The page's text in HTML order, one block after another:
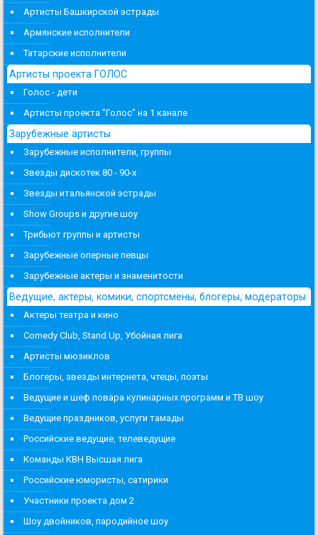
Артисты Башкирской эстрады
Армянские исполнители
Татарские исполнители
Артисты проекта ГОЛОС
Голос - дети
Артисты проекта "Голос" на 1 канале
Зарубежные артисты
Зарубежные исполнители, группы
Звезды дискотек 80 - 90-х
Звезды итальянской эстрады
Show Groups и другие шоу
Трибьют группы и артисты
Зарубежные оперные певцы
Зарубежные актеры и знаменитости
Ведущие, актеры, комики, спортсмены, блогеры, модераторы
Актеры театра и кино
Comedy Club, Stand Up, Убойная лига
Артисты мюзиклов
Блогеры, звезды интернета, чтецы, поэты
Ведущие и шеф повара кулинарных программ и ТВ шоу
Ведущие праздников, услуги тамады
Российские ведущие, телеведущие
Команды КВН Высшая лига
Российские юмористы, сатирики
Участники проекта дом 2
Шоу двойников, пародийное шоу